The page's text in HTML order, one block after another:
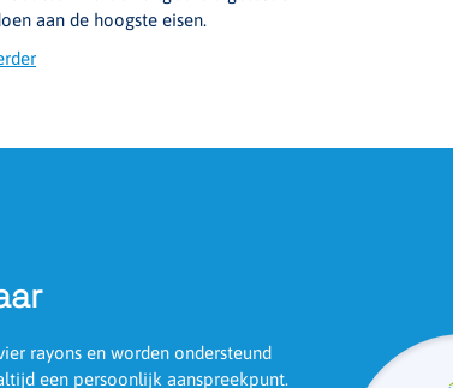
aan de hoogste eisen.
rayons en worden ondersteund
een persoonlijk aanspreekpunt.